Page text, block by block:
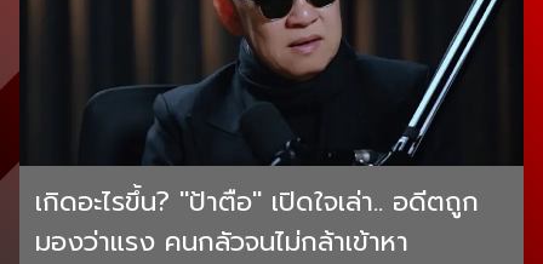
เกิดอะไรขึ้น? "ป้าตือ" เปิดใจเล่า.. อดีตถูก
มองว่าแรง คนกลัวจนไม่กล้าเข้าหา